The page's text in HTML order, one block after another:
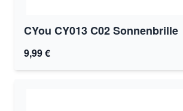
CYou CY013 C02 Sonnenbrille
9,99 €